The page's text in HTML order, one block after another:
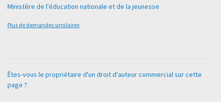
Ministère de l'éducation nationale et de la jeunesse
Plus de demandes similaires
Êtes-vous le propriétaire d'un droit d'auteur commercial sur cette
page ?